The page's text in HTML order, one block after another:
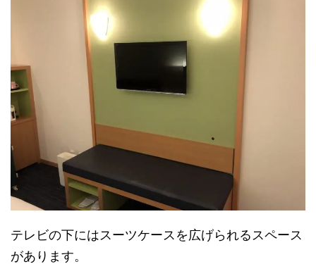
テレビの下にはスーツケースを広げられるスペース
があります。